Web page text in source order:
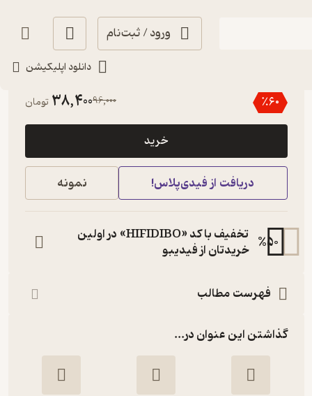
ورود / ثبت‌نام
دانلود اپلیکیشن
گیرا 🧲(
٪60
96,000
38,400 تومان
خرید
دریافت از فیدی‌پلاس! نمونه
%50
تخفیف با کد «HIFIDIBO» در اولین
خریدتان از فیدیبو
فهرست مطالب
گذاشتن این عنوان در...